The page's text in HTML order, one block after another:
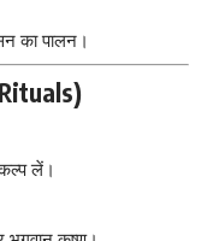
का पालन।
लें।